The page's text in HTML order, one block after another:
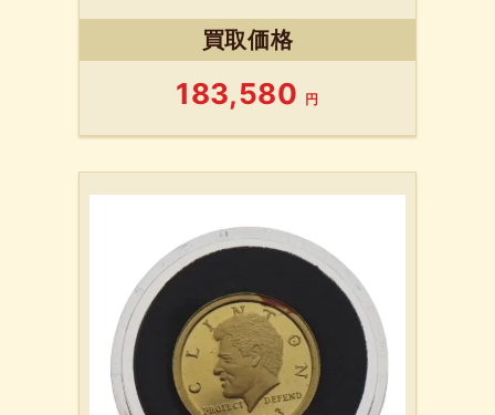
買取価格
183,580 円